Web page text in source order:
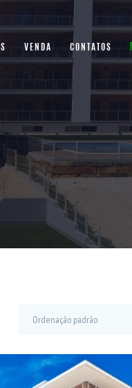
VENDA CONTATOS